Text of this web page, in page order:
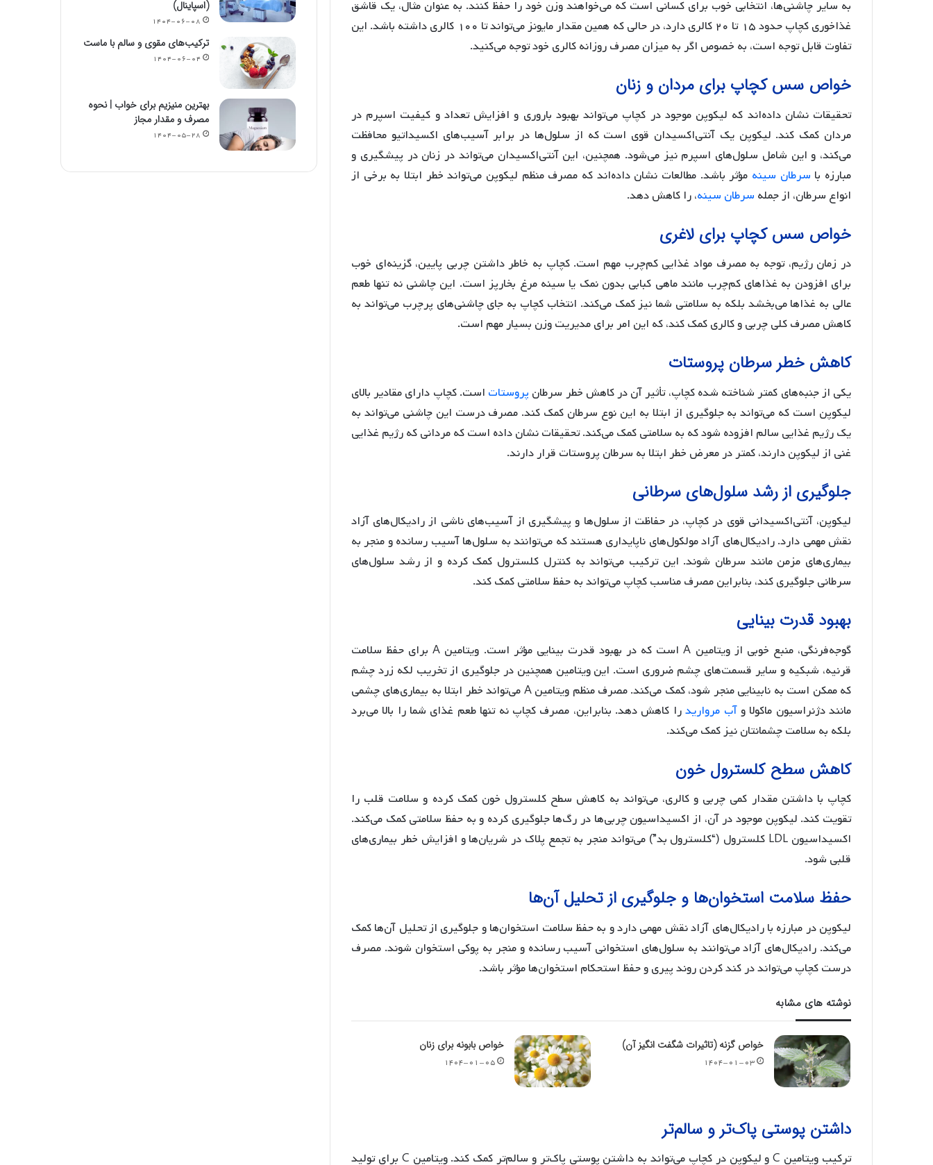
به سایر چاشنی‌ها، انتخابی خوب برای کسانی است که می‌خواهند وزن خود را حفظ کنند. به عنوان مثال، یک قاشق
غذاخوری کچاپ حدود ۱۵ تا ۲۰ کالری دارد، در حالی که همین مقدار مایونز می‌تواند تا ۱۰۰ کالری داشته باشد. این
تفاوت قابل توجه است، به خصوص اگر به میزان مصرف روزانه کالری خود توجه می‌کنید.
خواص سس کچاپ برای مردان و زنان
تحقیقات نشان داده‌اند که لیکوپن موجود در کچاپ می‌تواند بهبود باروری و افزایش تعداد و کیفیت اسپرم در
مردان کمک کند. لیکوپن یک آنتی‌اکسیدان قوی است که از سلول‌ها در برابر آسیب‌های اکسیداتیو محافظت
می‌کند، و این شامل سلول‌های اسپرم نیز می‌شود. همچنین، این آنتی‌اکسیدان می‌تواند در زنان در پیشگیری و
مبارزه با سرطان سینه مؤثر باشد. مطالعات نشان داده‌اند که مصرف منظم لیکوپن می‌تواند خطر ابتلا به برخی از
انواع سرطان، از جمله سرطان سینه، را کاهش دهد.
خواص سس کچاپ برای لاغری
در زمان رژیم، توجه به مصرف مواد غذایی کم‌چرب مهم است. کچاپ به خاطر داشتن چربی پایین، گزینه‌ای خوب
برای افزودن به غذاهای کم‌چرب مانند ماهی کبابی بدون نمک یا سینه مرغ بخارپز است. این چاشنی نه تنها طعم
عالی به غذاها می‌بخشد بلکه به سلامتی شما نیز کمک می‌کند. انتخاب کچاپ به جای چاشنی‌های پرچرب می‌تواند به
کاهش مصرف کلی چربی و کالری کمک کند، که این امر برای مدیریت وزن بسیار مهم است.
کاهش خطر سرطان پروستات
یکی از جنبه‌های کمتر شناخته شده کچاپ، تأثیر آن در کاهش خطر سرطان پروستات است. کچاپ دارای مقادیر بالای
لیکوپن است که می‌تواند به جلوگیری از ابتلا به این نوع سرطان کمک کند. مصرف درست این چاشنی می‌تواند به
یک رژیم غذایی سالم افزوده شود که به سلامتی کمک می‌کند. تحقیقات نشان داده است که مردانی که رژیم غذایی
غنی از لیکوپن دارند، کمتر در معرض خطر ابتلا به سرطان پروستات قرار دارند.
جلوگیری از رشد سلول‌های سرطانی
لیکوپن، آنتی‌اکسیدانی قوی در کچاپ، در حفاظت از سلول‌ها و پیشگیری از آسیب‌های ناشی از رادیکال‌های آزاد
نقش مهمی دارد. رادیکال‌های آزاد مولکول‌های ناپایداری هستند که می‌توانند به سلول‌ها آسیب رسانده و منجر به
بیماری‌های مزمن مانند سرطان شوند. این ترکیب می‌تواند به کنترل کلسترول کمک کرده و از رشد سلول‌های
سرطانی جلوگیری کند، بنابراین مصرف مناسب کچاپ می‌تواند به حفظ سلامتی کمک کند.
بهبود قدرت بینایی
گوجه‌فرنگی، منبع خوبی از ویتامین A است که در بهبود قدرت بینایی مؤثر است. ویتامین A برای حفظ سلامت
قرنیه، شبکیه و سایر قسمت‌های چشم ضروری است. این ویتامین همچنین در جلوگیری از تخریب لکه زرد چشم
که ممکن است به نابینایی منجر شود، کمک می‌کند. مصرف منظم ویتامین A می‌تواند خطر ابتلا به بیماری‌های چشمی
مانند دژنراسیون ماکولا وآب مرواریدرا کاهش دهد. بنابراین، مصرف کچاپ نه تنها طعم غذای شما را بالا می‌برد
بلکه به سلامت چشمانتان نیز کمک می‌کند.
کاهش سطح کلسترول خون
کچاپ با داشتن مقدار کمی چربی و کالری، می‌تواند به کاهش سطح کلسترول خون کمک کرده و سلامت قلب را
تقویت کند. لیکوپن موجود در آن، از اکسیداسیون چربی‌ها در رگ‌ها جلوگیری کرده و به حفظ سلامتی کمک می‌کند.
اکسیداسیون LDL کلسترول (“کلسترول بد”) می‌تواند منجر به تجمع پلاک در شریان‌ها و افزایش خطر بیماری‌های
قلبی شود.
حفظ سلامت استخوان‌ها و جلوگیری از تحلیل آن‌ها
لیکوپن در مبارزه با رادیکال‌های آزاد نقش مهمی دارد و به حفظ سلامت استخوان‌ها و جلوگیری از تحلیل آن‌ها کمک
می‌کند. رادیکال‌های آزاد می‌توانند به سلول‌های استخوانی آسیب رسانده و منجر به پوکی استخوان شوند. مصرف
درست کچاپ می‌تواند در کند کردن روند پیری و حفظ استحکام استخوان‌ها مؤثر باشد.
نوشته های مشابه
خواص گزنه (تاثیرات شگفت انگیز آن)
۱۴۰۴-۰۱-۰۳
خواص بابونه برای زنان
۱۴۰۴-۰۱-۰۵
داشتن پوستی پاک‌تر و سالم‌تر
ترکیب ویتامین C و لیکوپن در کچاپ می‌تواند به داشتن پوستی پاک‌تر و سالم‌تر کمک کند. ویتامین C برای تولید
(اسپاینال)
۱۴۰۴-۰۶-۰۸
ترکیب‌های مقوی و سالم با ماست
۱۴۰۴-۰۶-۰۴
بهترین منیزیم برای خواب | نحوه
مصرف و مقدار مجاز
۱۴۰۴-۰۵-۲۸